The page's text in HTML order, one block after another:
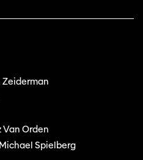
Zeiderman
Van Orden
Spielberg